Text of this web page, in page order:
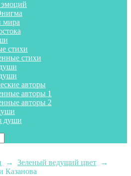
мира
стихи
стихи
авторы
авторы 1
авторы 2
души
→ Зеленый ведущий цвет →
Казанова